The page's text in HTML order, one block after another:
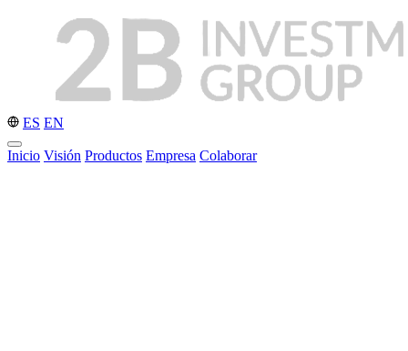
ES EN
Inicio Visión Productos Empresa Colaborar